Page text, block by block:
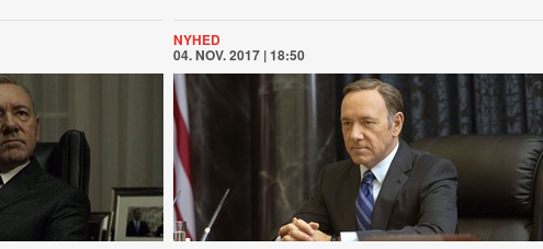
NYHED
04. NOV. 2017 | 18:50